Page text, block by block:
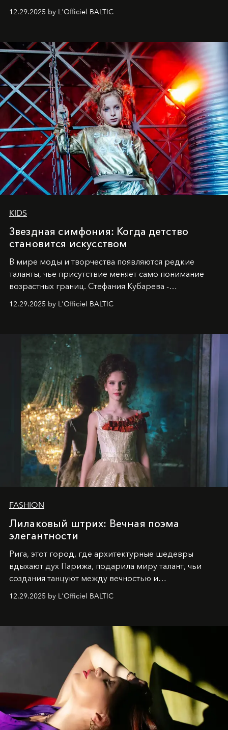
позы и образа, с другой - подготовительная
балетная студия при хореографическом училище,
танцевального пути за плечами.
12.29.2025 by L'Officiel BALTIC
KIDS
Звездная симфония: Когда детство
становится искусством
В мире моды и творчества появляются редкие
таланты, чье присутствие меняет само понимание
возрастных границ. Стефания Кубарева -
десятилетняя обладательница невероятной
харизмы, чье имя уже украшает обложки
2025
и LUXIA June 2025, представляет собой
уникальное явление современной культуры.
12.29.2025 by L'Officiel BALTIC
FASHION
Лилаковый штрих: Вечная поэма
элегантности
Рига, этот город, где архитектурные шедевры
вдыхают дух Парижа, подарила миру талант, чьи
создания танцуют между вечностью и
современностью.
12.29.2025 by L'Officiel BALTIC